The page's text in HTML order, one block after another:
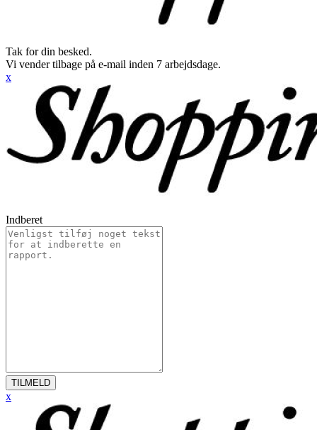
Tak for din besked.
Vi vender tilbage på e-mail inden 7 arbejdsdage.
x
Indberet
TILMELD
x